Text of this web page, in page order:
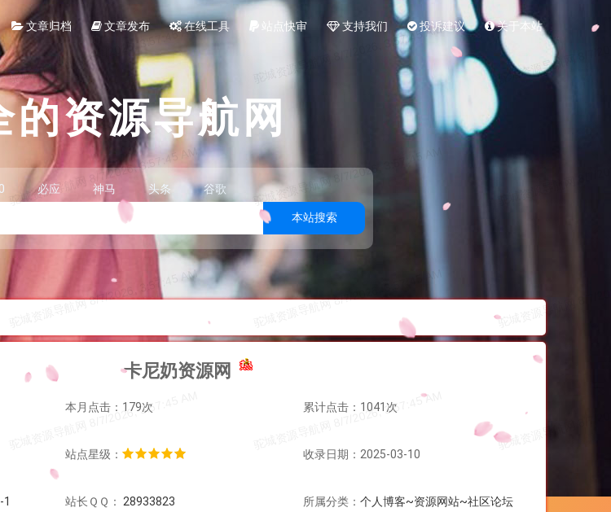
文章归档 文章发布 在线工具 站点快审 支持我们 投诉建议 关于本站
的资源导航网
必应 神马 头条 谷歌
本站搜索
卡尼奶资源网
本月点击：179次 累计点击：1041次
站点星级： 收录日期：2025-03-10
站长ＱＱ： 28933823 所属分类：个人博客~资源网站~社区论坛